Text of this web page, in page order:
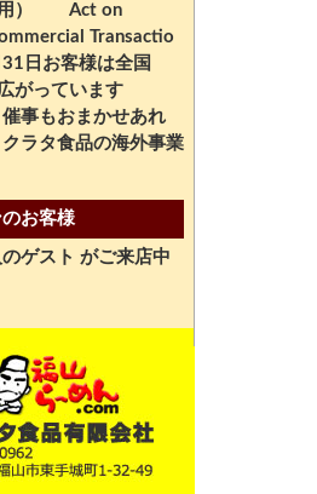
用） Act on
Transactio
日お客様は全国
がっています
事もおまかせあれ
ラタ食品の海外事業
お客様
ゲスト がご来店中